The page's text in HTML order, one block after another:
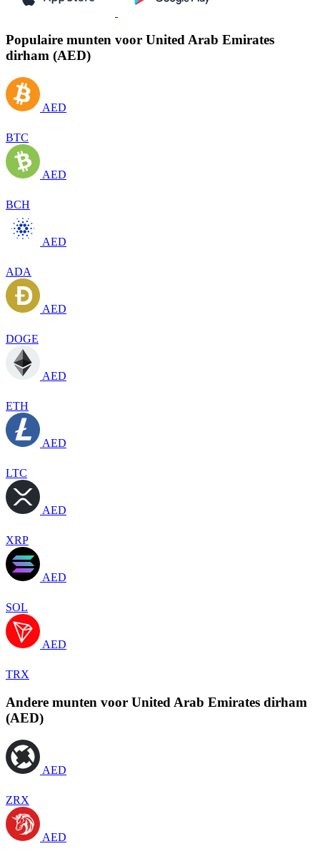
Populaire munten voor United Arab Emirates
dirham (AED)
AED
BTC
AED
BCH
AED
ADA
AED
DOGE
AED
ETH
AED
LTC
AED
XRP
AED
SOL
AED
TRX
Andere munten voor United Arab Emirates dirham
(AED)
AED
ZRX
AED